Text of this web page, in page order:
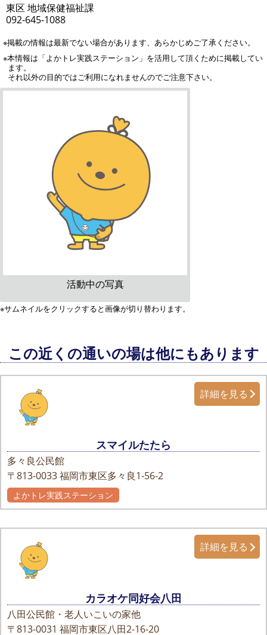
東区 地域保健福祉課
092-645-1088
※掲載の情報は最新でない場合があります、あらかじめご了承ください。
※本情報は「よかトレ実践ステーション」を活用して頂くために掲載してい
ます。
それ以外の目的ではご利用になれませんのでご注意下さい。
活動中の写真
※サムネイルをクリックすると画像が切り替わります。
この近くの通いの場は他にもあります
スマイルたたら
多々良公民館
〒813-0033福岡市東区多々良1-56-2
詳細を見る
よかトレ実践ステーション
カラオケ同好会八田
八田公民館・老人いこいの家他
〒813-0031 福岡市東区八田2-16-20
詳細を見る